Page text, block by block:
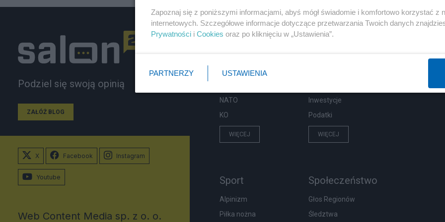
Podziel się swoją opinią
ZAŁÓŻ BLOG
Polityka
Rząd
NATO
KO
WIĘCEJ
Gospodarka
Inwestycje
Podatki
WIĘCEJ
Sport
Alpinizm
Piłka nożna
Społeczeństwo
Głos Regionów
Śledztwa
X Facebook Instagram
Youtube
Web Content Media sp. z o. o.
Zapoznaj się z poniższymi informacjami, abyś mógł świadomie i komfortowo korzystać z
internetowych. Szczegółowe informacje dotyczące przetwarzania Twoich danych
Prywatności i Cookies oraz po kliknięciu w „Ustawienia”.
PARTNERZY USTAWIENIA